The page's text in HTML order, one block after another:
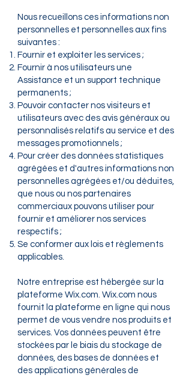
Nous recueillons ces informations non
personnelles et personnelles aux fins
suivantes :
Fournir et exploiter les services ;
Fournir à nos utilisateurs une
Assistance et un support technique
permanents ;
Pouvoir contacter nos visiteurs et
utilisateurs avec des avis généraux ou
personnalisés relatifs au service et des
messages promotionnels ;
Pour créer des données statistiques
agrégées et d'autres informations non
personnelles agrégées et/ou déduites,
que nous ou nos partenaires
commerciaux pouvons utiliser pour
fournir et améliorer nos services
respectifs ;
Se conformer aux lois et règlements
applicables.
Notre entreprise est hébergée sur la
plateforme Wix.com. Wix.com nous
fournit la plateforme en ligne qui nous
permet de vous vendre nos produits et
services. Vos données peuvent être
stockées par le biais du stockage de
données, des bases de données et
des applications générales de